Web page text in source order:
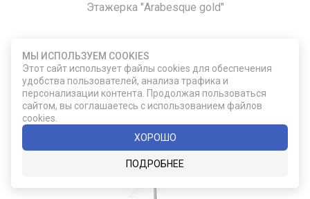
Этажерка "Arabesque gold"
40 181
ДОБАВИТЬ В КОРЗИНУ
МЫ ИСПОЛЬЗУЕМ COOKIES
Этот сайт использует файлы cookies для обеспечения
удобства пользователей, анализа трафика и
персонализации контента. Продолжая пользоваться
сайтом, вы соглашаетесь с использованием файлов
cookies.
ХОРОШО
ПОДРОБНЕЕ